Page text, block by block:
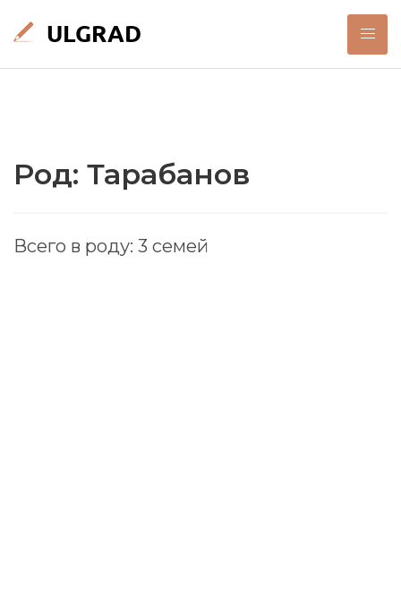
Род: Тарабанов
Всего в роду: 3 семей